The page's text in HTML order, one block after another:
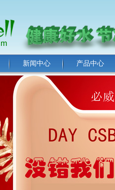
新闻中心 产品中心